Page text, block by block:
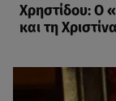
Χρηστίδου: Ο
και τη